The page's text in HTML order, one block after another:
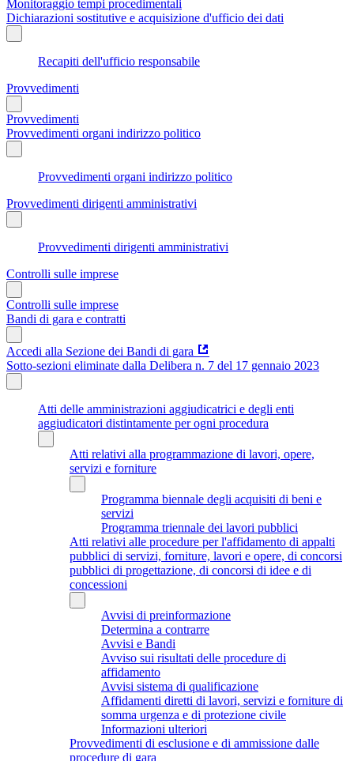
Monitoraggio tempi procedimentali
Dichiarazioni sostitutive e acquisizione d'ufficio dei dati
Recapiti dell'ufficio responsabile
Provvedimenti
Provvedimenti
Provvedimenti organi indirizzo politico
Provvedimenti organi indirizzo politico
Provvedimenti dirigenti amministrativi
Provvedimenti dirigenti amministrativi
Controlli sulle imprese
Controlli sulle imprese
Bandi di gara e contratti
Accedi alla Sezione dei Bandi di gara
Sotto-sezioni eliminate dalla Delibera n. 7 del 17 gennaio 2023
Atti delle amministrazioni aggiudicatrici e degli enti
aggiudicatori distintamente per ogni procedura
Atti relativi alla programmazione di lavori, opere,
servizi e forniture
Programma biennale degli acquisiti di beni e
servizi
Programma triennale dei lavori pubblici
Atti relativi alle procedure per l'affidamento di appalti
pubblici di servizi, forniture, lavori e opere, di concorsi
pubblici di progettazione, di concorsi di idee e di
concessioni
Avvisi di preinformazione
Determina a contrarre
Avvisi e Bandi
Avviso sui risultati delle procedure di
affidamento
Avvisi sistema di qualificazione
Affidamenti diretti di lavori, servizi e forniture di
somma urgenza e di protezione civile
Informazioni ulteriori
Provvedimenti di esclusione e di ammissione dalle
procedure di gara